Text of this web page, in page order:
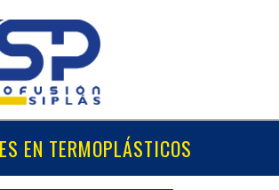
EN TERMOPLÁSTICOS